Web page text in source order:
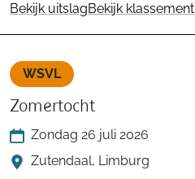
Bekijk uitslagBekijk klassement
WSVL
Zomertocht
Zondag 26 juli 2026
Zutendaal, Limburg